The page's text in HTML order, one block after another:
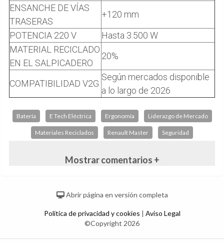
ENSANCHE DE VÍAS
TRASERAS
+120 mm
POTENCIA 220 V
Hasta 3.500 W
MATERIAL RECICLADO
EN EL SALPICADERO
20%
COMPATIBILIDAD V2G
Según mercados disponible
a lo largo de 2026
Batería E Tech Eléctrica Ergonomía Liderazgo de Mercado
Materiales Reciclados Renault Master Seguridad
Mostrar comentarios +
Abrir página en versión completa
Política de privacidad y cookies | Aviso Legal
©Copyright 2026